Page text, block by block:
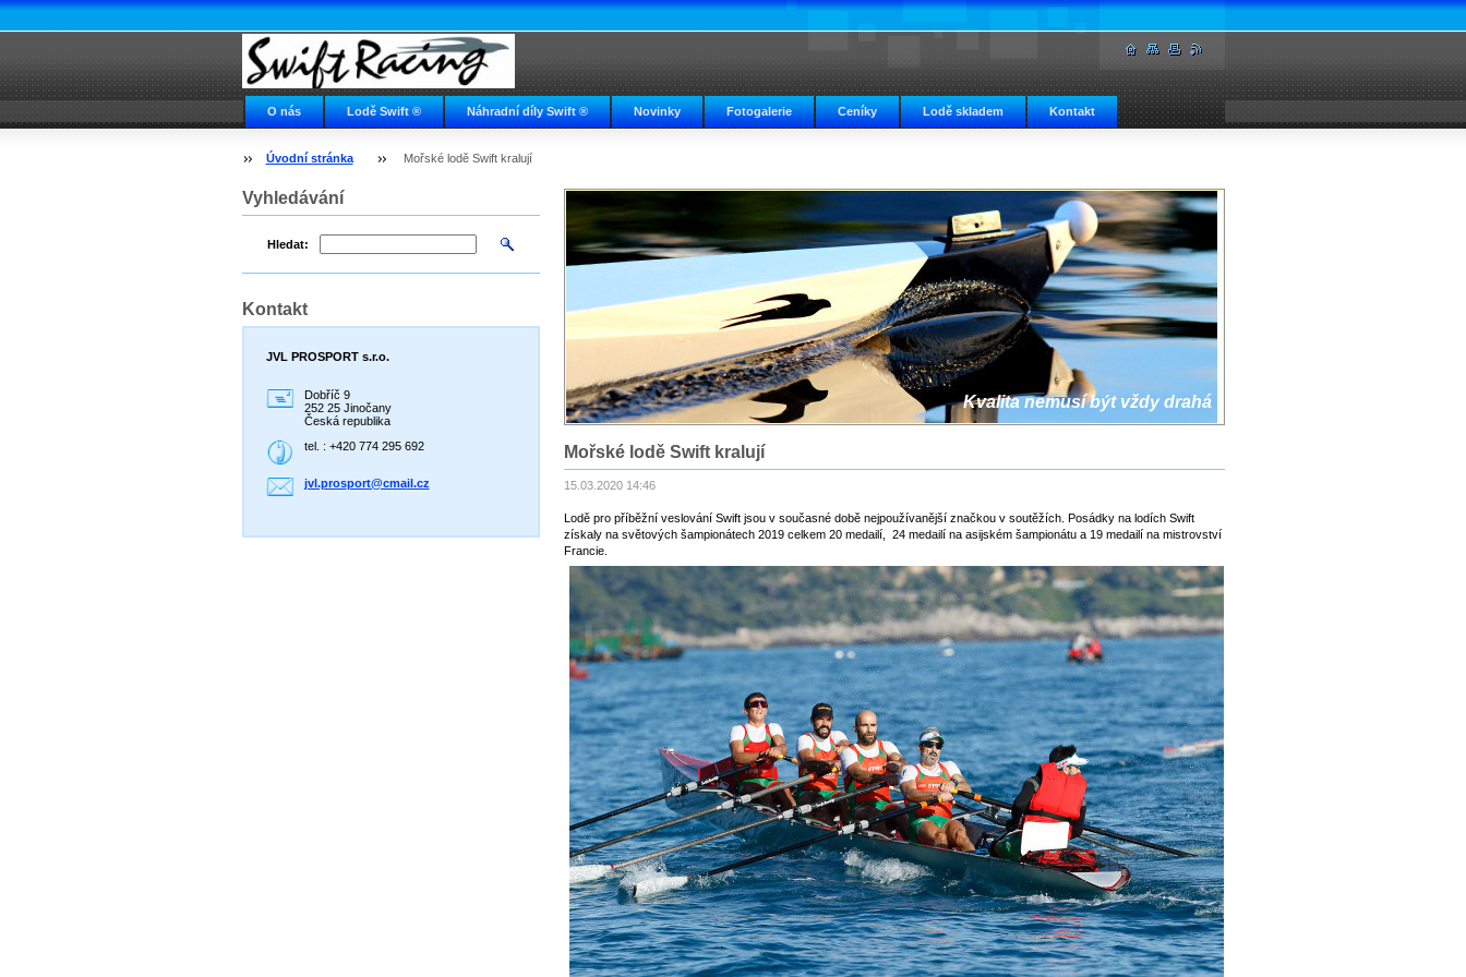
O nás Lodě Swift ® Náhradní díly Swift ® Novinky Fotogalerie Ceníky Lodě skladem Kontakt
Napište nám Swift ve světě
Úvodní stránka Mořské lodě Swift kralují
Kvalita nemusí být vždy drahá
Mořské lodě Swift kralují
15.03.2020 14:46
Lodě pro příběžní veslování Swift jsou v současné době nejpoužívanější značkou v soutěžích. Posádky na lodích Swift
získaly na světových šampionátech 2019 celkem 20 medailí, 24 medailí na asijském šampionátu a 19 medailí na mistrovství
Francie.
Vyhledávání
Hledat:
Kontakt
JVL PROSPORT s.r.o.
Dobříč 9
252 25 Jinočany
Česká republika
tel. : +420 774 295 692
jvl.prosport@cmail.cz